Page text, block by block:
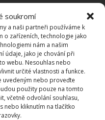
soukromí
a naši partneři používáme k
o zařízeních, technologie jako
nám a našim
údaje, jako je chování při
webu. Nesouhlas nebo
určité vlastnosti a funkce.
uvedeným nebo proveďte
použity pouze na tomto
včetně odvolání souhlasu,
nebo kliknutím na tlačítko
také ve
nebo Zvolen
. Podle
prozatím bohužel
tohoto obchodu